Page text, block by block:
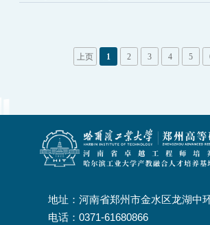
上页 1 2 3 4 5
地址：河南省郑州市金水区龙湖中
电话：0371-61680866